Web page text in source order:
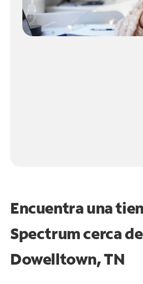
Encuentra una
Spectrumcerca de
Dowelltown, TN